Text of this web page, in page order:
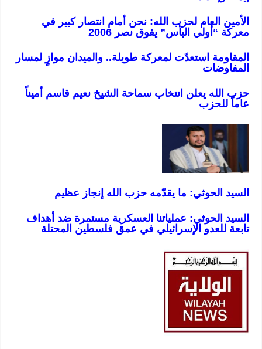
الأمين العام لحزب الله: نحن أمام انتصار كبير في
معركة “أولي البأس” يفوق نصر 2006
المقاومة استعدّت لمعركة طويلة.. والميدان موازٍ لمسار
المفاوضات
حزب الله يعلن انتخاب سماحة الشيخ نعيم قاسم أميناً
عاماً للحزب
السيد الحوثي: ما يقدّمه حزب الله إنجاز عظيم
السيد الحوثي: عملياتنا العسكرية مستمرة ضد أهداف
تابعة للعدو الإسرائيلي في عمق فلسطين المحتلة